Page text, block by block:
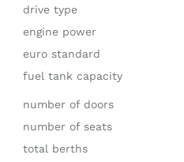
drive type
engine power
euro standard
fuel tank capacity
number of doors
number of seats
total berths